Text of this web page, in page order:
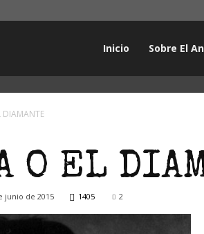
Inicio Sobre El
DIAMANTE
O EL
junio de 2015 1405 2